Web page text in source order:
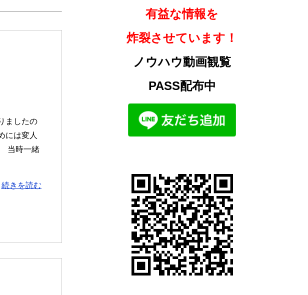
ましたの
には変人
当時一緒
続きを読む
有益な情報を
炸裂させています！
ノウハウ動画観覧
PASS配布中